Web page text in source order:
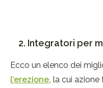
2. Integratori per
Ecco un elenco dei
l’erezione, la cui azione